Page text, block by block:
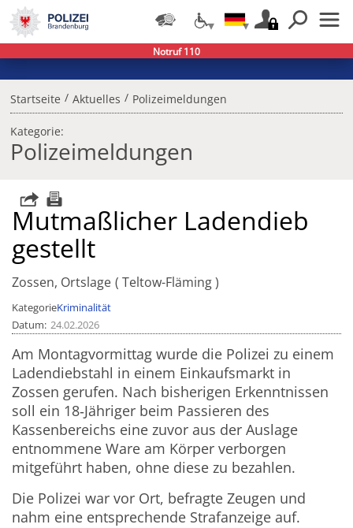
Startseite / Aktuelles / Polizeimeldungen
Kategorie:
Polizeimeldungen
Mutmaßlicher Ladendieb
gestellt
Zossen, Ortslage Teltow-Fläming
KategorieKriminalität
Datum 24.02.2026
Am Montagvormittag wurde die Polizei zu einem
Ladendiebstahl in einem Einkaufsmarkt in
Zossen gerufen. Nach bisherigen Erkenntnissen
soll ein 18‑Jähriger beim Passieren des
Kassenbereichs eine zuvor aus der Auslage
entnommene Ware am Körper verborgen
mitgeführt haben, ohne diese zu bezahlen.
Die Polizei war vor Ort, befragte Zeugen und
nahm eine entsprechende Strafanzeige auf.
Notruf 110